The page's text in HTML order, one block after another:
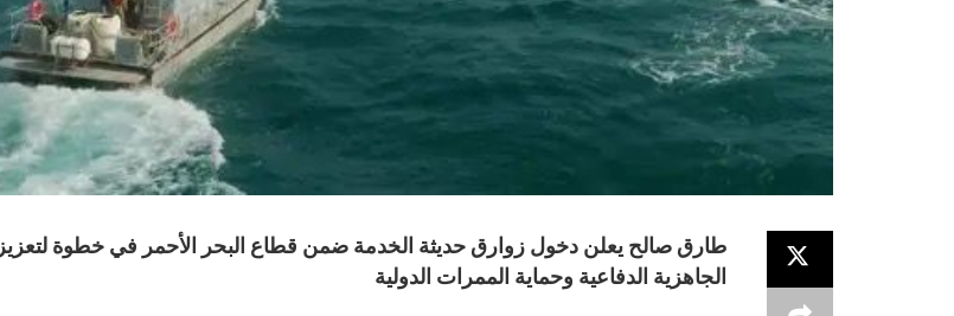
طارق صالح يعلن دخول زوارق حديثة الخدمة ضمن قطاع البحر الأحمر في خطوة لتعزيز
الجاهزية الدفاعية وحماية الممرات الدولية